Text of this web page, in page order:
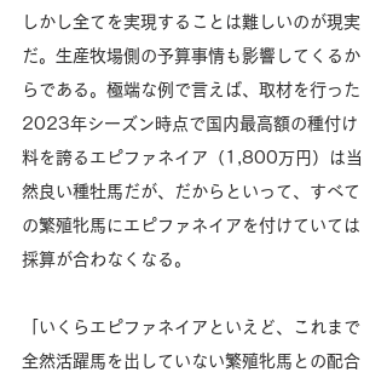
しかし全てを実現することは難しいのが現実
だ。生産牧場側の予算事情も影響してくるか
らである。極端な例で言えば、取材を行った
2023年シーズン時点で国内最高額の種付け
料を誇るエピファネイア（1,800万円）は当
然良い種牡馬だが、だからといって、すべて
の繁殖牝馬にエピファネイアを付けていては
採算が合わなくなる。
「いくらエピファネイアといえど、これまで
全然活躍馬を出していない繁殖牝馬との配合